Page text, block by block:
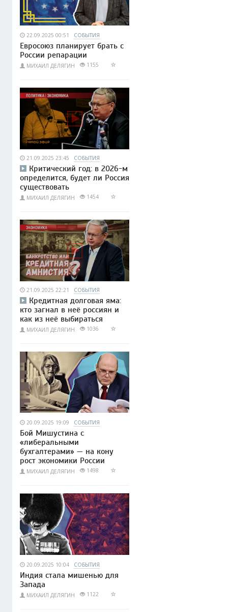
22.09.2025 00:51 СОБЫТИЯ
Евросоюз планирует брать с
России репарации
МИХАИЛ ДЕЛЯГИН 1155
21.09.2025 23:45 СОБЫТИЯ
Критический год: в 2026-м
определится, будет ли Россия
существовать
МИХАИЛ ДЕЛЯГИН 1454
21.09.2025 22:21 СОБЫТИЯ
Кредитная долговая яма:
кто загнал в неё россиян и
как из неё выбираться
МИХАИЛ ДЕЛЯГИН 1036
20.09.2025 19:09 СОБЫТИЯ
Бой Мишустина с
«либеральными
бухгалтерами» — на кону
рост экономики России
МИХАИЛ ДЕЛЯГИН 1498
20.09.2025 10:04 СОБЫТИЯ
Индия стала мишенью для
Запада
МИХАИЛ ДЕЛЯГИН 1122